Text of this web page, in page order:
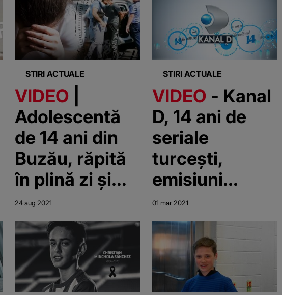
STIRI ACTUALE
VIDEO
Adolescentă
de 14 ani din
Buzău, răpită
în plină zi și
băgată cu
forța într-o
mașină.
Motivul este
ireal
24 aug 2021
STIRI ACTUALE
VIDEO - Kanal
D, 14 ani de
seriale
turcești,
emisiuni
extraordinare,
știri obiective
01 mar 2021